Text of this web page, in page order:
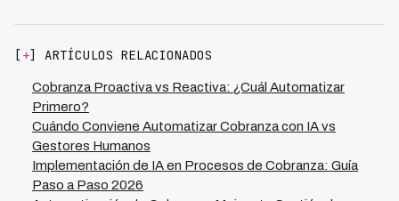
estos ahorros se multiplican al centralizar la gestion con
una unica plataforma de cobranza con IA.
mayor volumen de gestiones. La readiness tambien
incluye tener objetivos claros: reducir costos, mejorar
tasas de recuperacion o escalar operaciones sin
aumentar headcount. Si opera en Latinoamerica y
enfrenta desafios de cobranza en multiples
jurisdicciones, una plataforma multinacional como Kleva
puede acelerar la adopcion, pues ya tiene integradas las
particularidades regulatorias y de mercado de 7 paises
de la region.
[ +] ARTÍCULOS RELACIONADOS
Cobranza Proactiva vs Reactiva: ¿Cuál Automatizar
Primero?
Cuándo Conviene Automatizar Cobranza con IA vs
Gestores Humanos
Implementación de IA en Procesos de Cobranza: Guía
Paso a Paso 2026